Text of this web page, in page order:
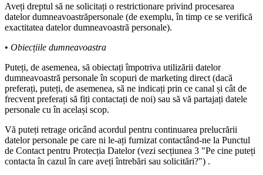
Aveți dreptul să ne solicitați o restrictionare privind procesarea
datelor dumneavoastrăpersonale (de exemplu, în timp ce se verifică
exactitatea datelor dumneavoastră personale).
• Obiecțiile dumneavoastra
Puteți, de asemenea, să obiectați împotriva utilizării datelor
dumneavoastră personale în scopuri de marketing direct (dacă
preferați, puteți, de asemenea, să ne indicați prin ce canal și cât de
frecvent preferați să fiți contactați de noi) sau să vă partajați datele
personale cu în același scop.
Vă puteți retrage oricând acordul pentru continuarea prelucrării
datelor personale pe care ni le-ați furnizat contactând-ne la Punctul
de Contact pentru Protecția Datelor (vezi secțiunea 3 "Pe cine puteți
contacta în cazul în care aveți întrebări sau solicitări?") .